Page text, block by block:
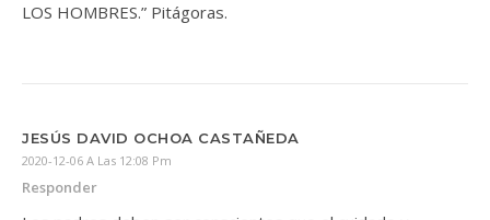
LOS HOMBRES.” Pitágoras.
JESÚS DAVID OCHOA CASTAÑEDA
2020-12-06 A Las 12:08 Pm
Responder